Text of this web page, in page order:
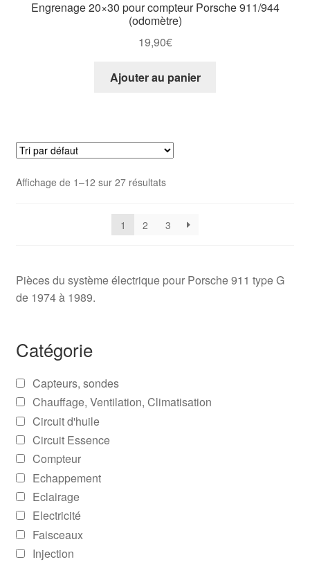
Engrenage 20×30 pour compteur Porsche 911/944
(odomètre)
19,90€
Ajouter au panier
Affichage de 1–12 sur 27 résultats
1 2 3
Pièces du système électrique pour Porsche 911 type G
de 1974 à 1989.
Catégorie
Capteurs, sondes
Chauffage, Ventilation, Climatisation
Circuit d'huile
Circuit Essence
Compteur
Echappement
Eclairage
Electricité
Faisceaux
Injection